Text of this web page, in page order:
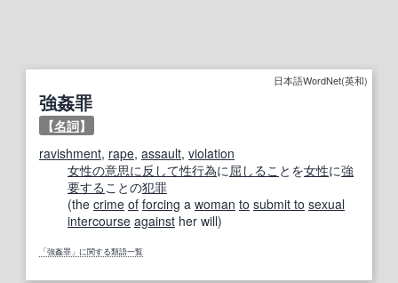
日本語WordNet(英和)
強姦罪
【名詞】
ravishment, rape, assault, violation
女性の意思に反して性行為に 屈 しるこ とを女性に強
要する ことの犯罪
(the crime of forcing a woman to submit to sexual
intercourse against her will)
「強姦罪」に関する類語一覧